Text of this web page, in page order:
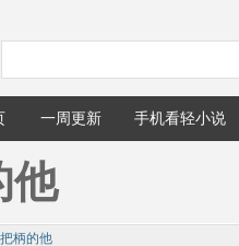
一周更新 手机看轻小说
他
柄的他